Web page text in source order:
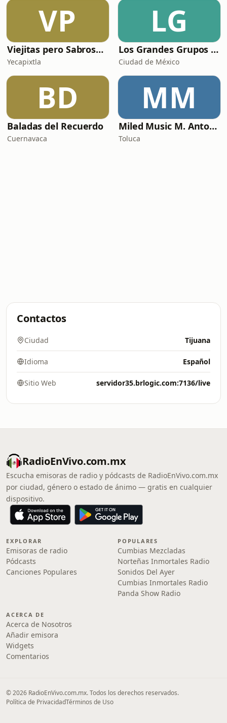
VP
Viejitas pero Sabrosas Radio
Yecapixtla
LG
Los Grandes Grupos Radio
Ciudad de México
BD
Baladas del Recuerdo
Cuernavaca
MM
Miled Music M. Antonio Solís
Toluca
Contactos
Ciudad Tijuana
Idioma Español
Sitio Web servidor35.brlogic.com:7136/live
RadioEnVivo.com.mx
Escucha emisoras de radio y pódcasts de RadioEnVivo.com.mx
por ciudad, género o estado de ánimo — gratis en cualquier
dispositivo.
EXPLORAR
Emisoras de radio
Pódcasts
Canciones Populares
POPULARES
Cumbias Mezcladas
Norteñas Inmortales Radio
Sonidos Del Ayer
Cumbias Inmortales Radio
Panda Show Radio
ACERCA DE
Acerca de Nosotros
Añadir emisora
Widgets
Comentarios
© 2026 RadioEnVivo.com.mx. Todos los derechos reservados.
Política de PrivacidadTérminos de Uso